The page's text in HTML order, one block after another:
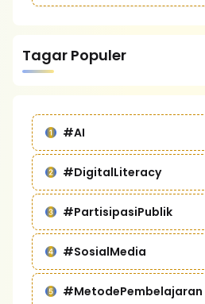
Tagar Populer
#AI
#DigitalLiteracy
#PartisipasiPublik
#SosialMedia
#MetodePembelajaran